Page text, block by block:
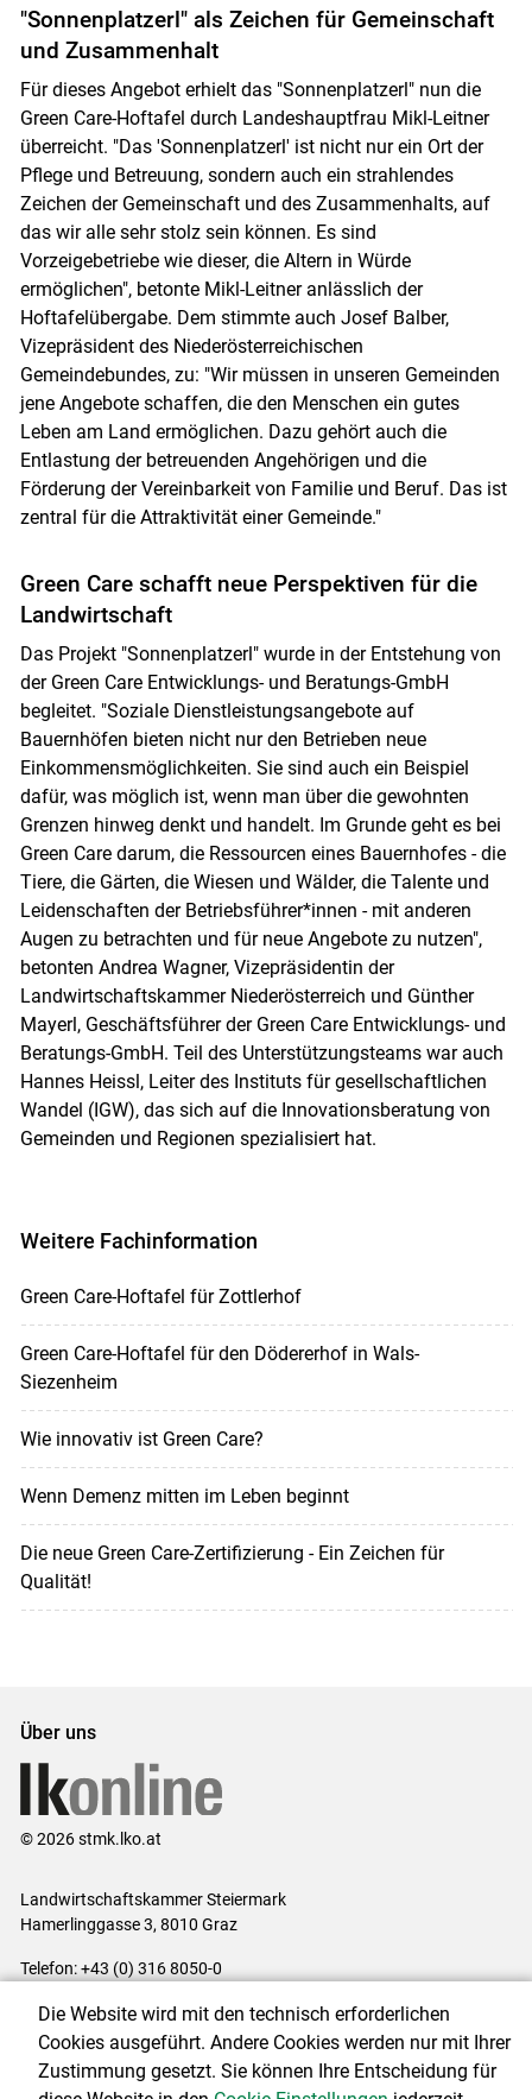
"Sonnenplatzerl" als Zeichen für Gemeinschaft
und Zusammenhalt
Für dieses Angebot erhielt das "Sonnenplatzerl" nun die
Green Care-Hoftafel durch Landeshauptfrau Mikl-Leitner
überreicht. "Das 'Sonnenplatzerl' ist nicht nur ein Ort der
Pflege und Betreuung, sondern auch ein strahlendes
Zeichen der Gemeinschaft und des Zusammenhalts, auf
das wir alle sehr stolz sein können. Es sind
Vorzeigebetriebe wie dieser, die Altern in Würde
ermöglichen", betonte Mikl-Leitner anlässlich der
Hoftafelübergabe. Dem stimmte auch Josef Balber,
Vizepräsident des Niederösterreichischen
Gemeindebundes, zu: "Wir müssen in unseren Gemeinden
jene Angebote schaffen, die den Menschen ein gutes
Leben am Land ermöglichen. Dazu gehört auch die
Entlastung der betreuenden Angehörigen und die
Förderung der Vereinbarkeit von Familie und Beruf. Das ist
zentral für die Attraktivität einer Gemeinde."
Green Care schafft neue Perspektiven für die
Landwirtschaft
Das Projekt "Sonnenplatzerl" wurde in der Entstehung von
der Green Care Entwicklungs- und Beratungs-GmbH
begleitet. "Soziale Dienstleistungsangebote auf
Bauernhöfen bieten nicht nur den Betrieben neue
Einkommensmöglichkeiten. Sie sind auch ein Beispiel
dafür, was möglich ist, wenn man über die gewohnten
Grenzen hinweg denkt und handelt. Im Grunde geht es bei
Green Care darum, die Ressourcen eines Bauernhofes - die
Tiere, die Gärten, die Wiesen und Wälder, die Talente und
Leidenschaften der Betriebsführer*innen - mit anderen
Augen zu betrachten und für neue Angebote zu nutzen",
betonten Andrea Wagner, Vizepräsidentin der
Landwirtschaftskammer Niederösterreich und Günther
Mayerl, Geschäftsführer der Green Care Entwicklungs- und
Beratungs-GmbH. Teil des Unterstützungsteams war auch
Hannes Heissl, Leiter des Instituts für gesellschaftlichen
Wandel (IGW), das sich auf die Innovationsberatung von
Gemeinden und Regionen spezialisiert hat.
Weitere Fachinformation
Green Care-Hoftafel für Zottlerhof
Green Care-Hoftafel für den Dödererhof in Wals-
Siezenheim
Wie innovativ ist Green Care?
Wenn Demenz mitten im Leben beginnt
Die neue Green Care-Zertifizierung - Ein Zeichen für
Qualität!
Über uns
© 2026 stmk.lko.at
Landwirtschaftskammer Steiermark
Hamerlinggasse 3, 8010 Graz
Telefon: +43 (0) 316 8050-0
Impressum|Kontakt|Datenschutzerklärung|Barrierefreiheit|
Cookie-Einstellungen
Die Website wird mit den technisch erforderlichen
Cookies ausgeführt. Andere Cookies werden nur mit Ihrer
Zustimmung gesetzt. Sie können Ihre Entscheidung für